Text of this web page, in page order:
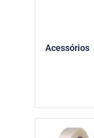
Acessórios